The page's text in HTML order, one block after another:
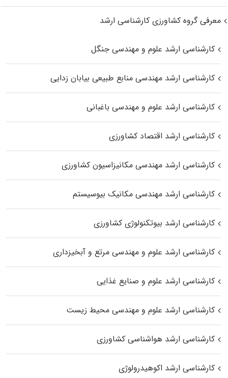
معرفی گروه کشاورزی کارشناسی ارشد
کارشناسی ارشد علوم و مهندسی جنگل
کارشناسی ارشد مهندسی منابع طبیعی بیابان زدایی
کارشناسی ارشد علوم و مهندسی باغبانی
کارشناسی ارشد اقتصاد کشاورزی
کارشناسی ارشد مهندسی مکانیزاسیون کشاورزی
کارشناسی ارشد مهندسی مکانیک بیوسیستم
کارشناسی ارشد بیوتکنولوژی کشاورزی
کارشناسی ارشد علوم و مهندسی مرتع و آبخیزداری
کارشناسی ارشد علوم و صنایع غذایی
کارشناسی ارشد علوم و مهندسی محیط زیست
کارشناسی ارشد هواشناسی کشاورزی
کارشناسی ارشد اکوهیدرولوژی